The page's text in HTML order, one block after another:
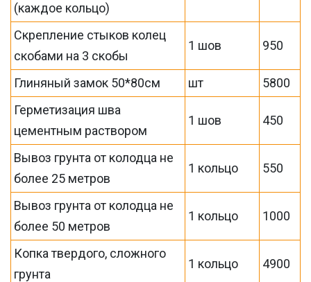
(каждое кольцо)
Скрепление стыков колец
скобами на 3 скобы
1 шов 950
Глиняный замок 50*80см шт
5800
Герметизация шва
цементным раствором
1 шов 450
Вывоз грунта от колодца не
более 25 метров
1 кольцо 550
Вывоз грунта от колодца не
более 50 метров
1 кольцо 1000
Копка твердого, сложного
грунта
1 кольцо 4900